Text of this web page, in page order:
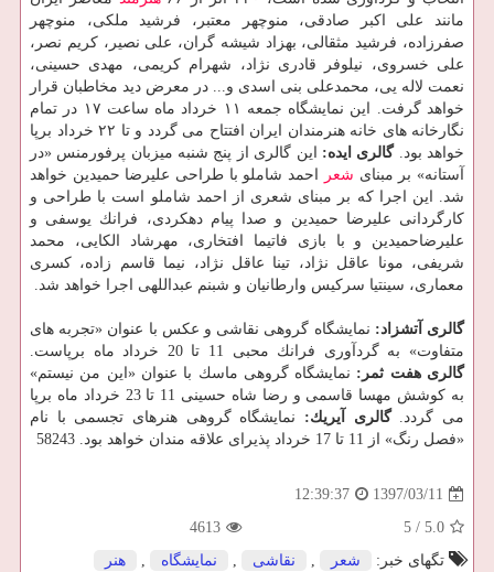
مانند علی اكبر صادقی، منوچهر معتبر، فرشید ملكی، منوچهر
صفرزاده، فرشید مثقالی، بهزاد شیشه گران، علی نصیر، كریم نصر،
علی خسروی، نیلوفر قادری نژاد، شهرام كریمی، مهدی حسینی،
نعمت لاله یی، محمدعلی بنی اسدی و... در معرض دید مخاطبان قرار
خواهد گرفت. این نمایشگاه جمعه ۱۱ خرداد ماه ساعت ۱۷ در تمام
نگارخانه های خانه هنرمندان ایران افتتاح می گردد و تا ۲۲ خرداد برپا
خواهد بود.گالری ایده: این گالری از پنج شنبه میزبان پرفورمنس «در
آستانه» بر مبنای شعر
احمد شاملو با طراحی علیرضا حمیدین خواهد
شد. این اجرا كه بر مبنای شعری از احمد شاملو است با طراحی و
كارگردانی علیرضا حمیدین و صدا پیام دهكردی، فرانك یوسفی و
علیرضاحمیدین و با بازی فاتیما افتخاری، مهرشاد الكایی، محمد
شریفی، مونا عاقل نژاد، تینا عاقل نژاد، نیما قاسم زاده، كسری
معماری، سینتیا سركیس وارطانیان و شبنم عبداللهی اجرا خواهد شد.
گالری آتشزاد: نمایشگاه گروهی نقاشی و عكس با عنوان «تجربه های
متفاوت» به گردآوری فرانك محبی 11 تا 20 خرداد ماه برپاست.
گالری هفت ثمر: نمایشگاه گروهی ماسك با عنوان «این من نیستم»
به كوشش مهسا قاسمی و رضا شاه حسینی 11 تا 23 خرداد ماه برپا
می گردد.گالری آیریك: نمایشگاه گروهی هنرهای تجسمی با نام
«فصل رنگ» از 11 تا 17 خرداد پذیرای علاقه مندان خواهد بود. 58243
1397/03/11
12:39:37
5.0
/
5
4613
تگهای خبر:
شعر , نقاشی , نمایشگاه , هنر